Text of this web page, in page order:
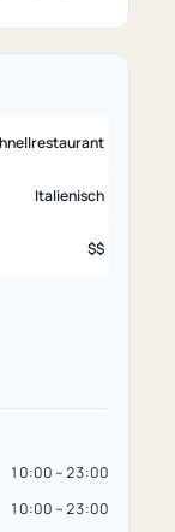
Italienisch
$$
10:00 – 23:00
10:00 – 23:00